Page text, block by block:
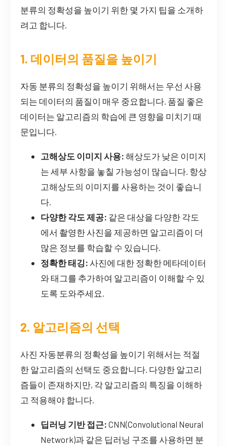
분류의 정확성을 높이기 위한 몇 가지 팁을 소개하
려고 합니다.
1. 데이터의 품질을 높이기
자동 분류의 정확성을 높이기 위해서는 우선 사용
되는 데이터의 품질이 매우 중요합니다. 품질 좋은
데이터는 알고리즘의 학습에 큰 영향을 미치기 때
문입니다.
고해상도 이미지 사용: 해상도가 낮은 이미지
는 세부 사항을 놓칠 가능성이 많습니다. 항상
고해상도의 이미지를 사용하는 것이 좋습니
다.
다양한 각도 제공: 같은 대상을 다양한 각도
에서 촬영한 사진을 제공하면 알고리즘이 더
많은 정보를 학습할 수 있습니다.
정확한 태깅: 사진에 대한 정확한 메타데이터
와 태그를 추가하여 알고리즘이 이해할 수 있
도록 도와주세요.
2. 알고리즘의 선택
사진 자동분류의 정확성을 높이기 위해서는 적절
한 알고리즘의 선택도 중요합니다. 다양한 알고리
즘들이 존재하지만, 각 알고리즘의 특징을 이해하
고 적용해야 합니다.
딥러닝 기반 접근: CNN(Convolutional Neural
Network)과 같은 딥러닝 구조를 사용하면 분